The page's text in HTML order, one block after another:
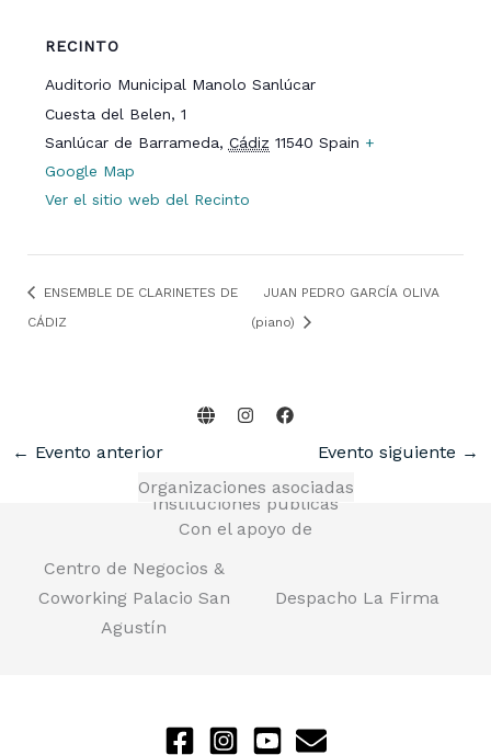
RECINTO
Auditorio Municipal Manolo Sanlúcar
Cuesta del Belen, 1
Sanlúcar de Barrameda, Cádiz 11540 Spain +
Google Map
Ver el sitio web del Recinto
ENSEMBLE DE CLARINETES DE
CÁDIZ
JUAN PEDRO GARCÍA OLIVA
(piano)
← Evento anterior Evento siguiente →
Con el apoyo de
Instituciones públicas
Organizaciones asociadas
Centro de Negocios &
Coworking Palacio San
Agustín
Despacho La Firma